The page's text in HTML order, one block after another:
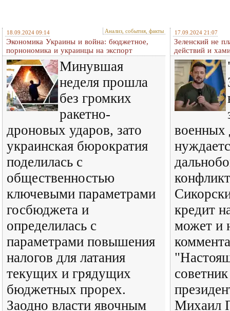
18.09.2024 09:14 Анализ, события, факты
Экономика Украины и война: бюджетное,
порнономика и украинцы на экспорт
Минувшая
неделя прошла
без громких
ракетно-
дроновых ударов, зато
украинская бюрократия
поделилась с
общественностью
ключевыми параметрами
госбюджета и
определилась с
параметрами повышения
налогов для латания
текущих и грядущих
бюджетных прорех.
Заодно власти явочным
17.09.2024 21:07
Зеленский не
действий и
военных
кредит
может и
Михаил